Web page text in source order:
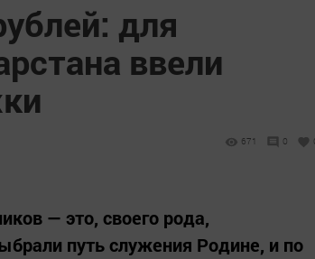
для
ввели
671 0
— это, своего рода,
путь служения Родине, и по